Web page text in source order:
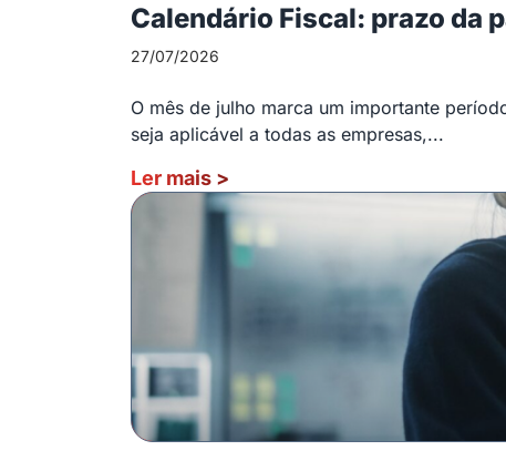
Calendário Fiscal: prazo da
27/07/2026
O mês de julho marca um importante
seja aplicável a todas as empresas,...
Ler mais >